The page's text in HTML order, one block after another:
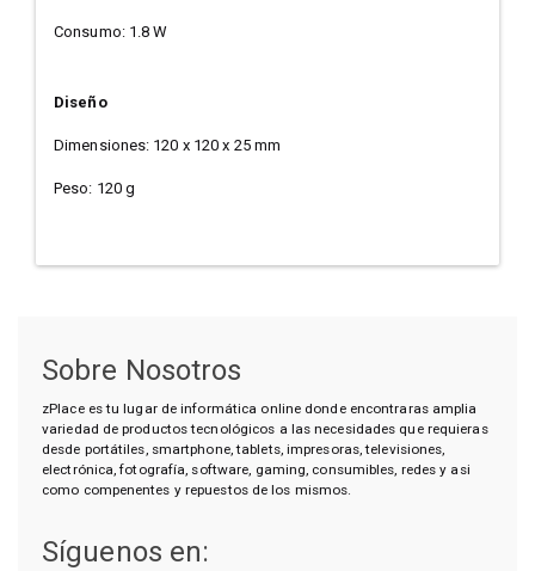
Consumo: 1.8 W
Diseño
Dimensiones: 120 x 120 x 25 mm
Peso: 120 g
Sobre Nosotros
zPlace es tu lugar de informática online donde encontraras amplia
variedad de productos tecnológicos a las necesidades que requieras
desde portátiles, smartphone, tablets, impresoras, televisiones,
electrónica, fotografía, software, gaming, consumibles, redes y asi
como compenentes y repuestos de los mismos.
Síguenos en: